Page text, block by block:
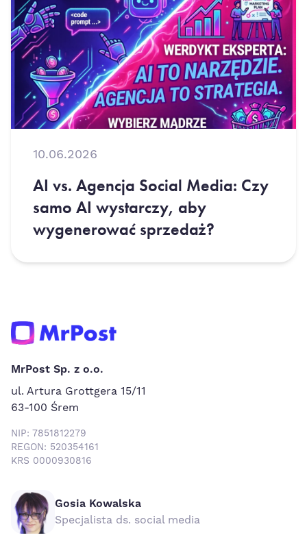
10.06.2026
AI vs. Agencja Social Media: Czy
samo AI wystarczy, aby
wygenerować sprzedaż?
MrPost Sp. z o.o.
ul. Artura Grottgera 15/11
63-100 Śrem
NIP: 7851812279
REGON: 520354161
KRS 0000930816
Gosia Kowalska
Specjalista ds. social media